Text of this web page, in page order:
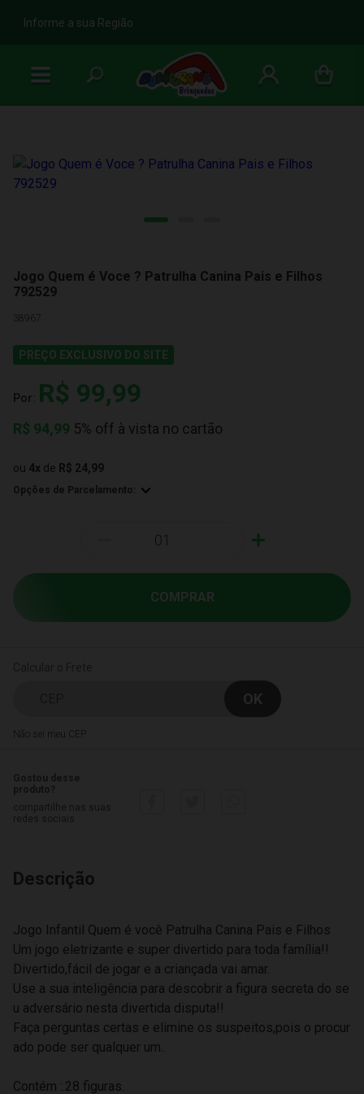
b
Informe a sua Região
Jogo Quem é Voce ? Patrulha Canina Pais e Filhos
792529
38967
PREÇO EXCLUSIVO DO SITE
Por: R$ 99,99
R$ 94,99 5% off à vista no cartão
ou 4x de R$ 24,99
Opções de Parcelamento:
+
COMPRAR
Não sei meu CEP
Descrição
Jogo Infantil Quem é você Patrulha Canina Pais e Filhos
Um jogo eletrizante e super divertido para toda família!!
Divertido,fácil de jogar e a criançada vai amar.
Use a sua inteligência para descobrir a figura secreta do se
u adversário nesta divertida disputa!!
Faça perguntas certas e elimine os suspeitos,pois o procur
ado pode ser qualquer um..
Contém :.28 figuras.